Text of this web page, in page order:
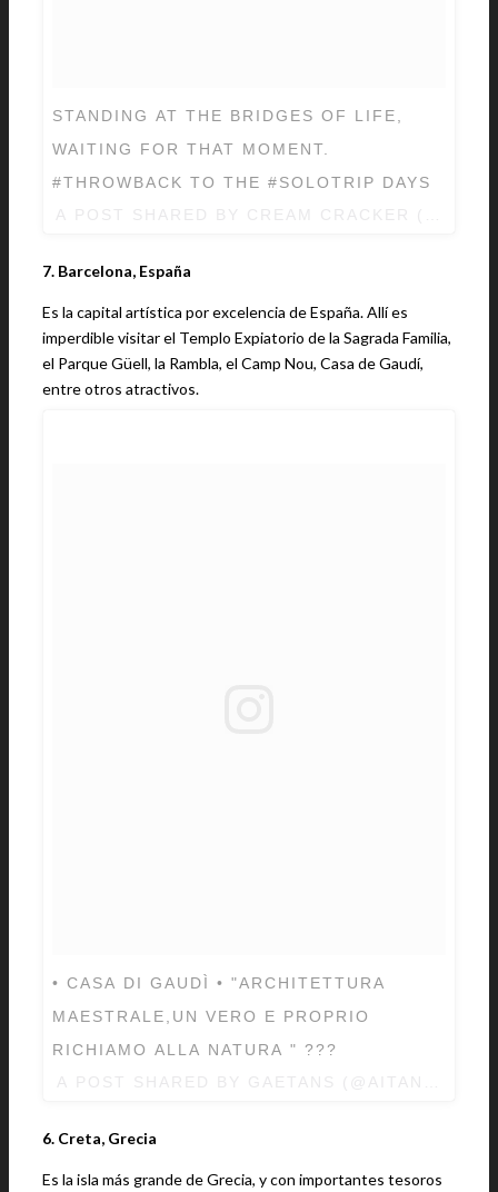
STANDING AT THE BRIDGES OF LIFE,
WAITING FOR THAT MOMENT.
#THROWBACK TO THE #SOLOTRIP DAYS
7. Barcelona, España
Es la capital artística por excelencia de España. Allí es
imperdible visitar el Templo Expiatorio de la Sagrada Familia,
el Parque Güell, la Rambla, el Camp Nou, Casa de Gaudí,
entre otros atractivos.
• CASA DI GAUDÌ • "ARCHITETTURA
MAESTRALE,UN VERO E PROPRIO
RICHIAMO ALLA NATURA " ???
6. Creta, Grecia
Es la isla más grande de Grecia, y con importantes tesoros